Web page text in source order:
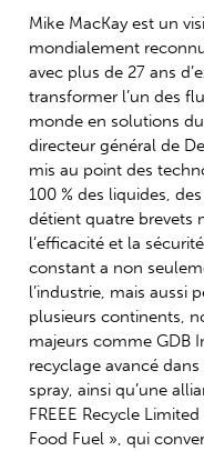
Mike MacKay est un
mondialement
avec plus de 27 ans
transformer l’un des
monde en solutions
directeur général de
mis au point des
100 % des liquides,
détient quatre brevets
l’efficacité et la
constant a non
l’industrie, mais aussi
plusieurs continents,
majeurs comme GDB
recyclage avancé
spray, ainsi qu’une
FREEE Recycle
Food Fuel », qui